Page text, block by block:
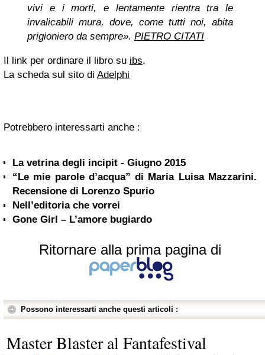
vivi e i morti, e lentamente rientra tra le
invalicabili mura, dove, come tutti noi, abita
prigioniero da sempre». PIETRO CITATI
Il link per ordinare il libro su ibs.
La scheda sul sito di Adelphi
Potrebbero interessarti anche :
La vetrina degli incipit - Giugno 2015
“Le mie parole d’acqua” di Maria Luisa Mazzarini.
Recensione di Lorenzo Spurio
Nell’editoria che vorrei
Gone Girl – L’amore bugiardo
Ritornare alla prima pagina di
Possono interessarti anche questi articoli :
Master Blaster al Fantafestival